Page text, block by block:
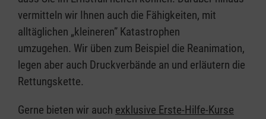
vermitteln wir Ihnen auch die Fähigkeiten, mit
alltäglichen „kleineren” Katastrophen
umzugehen. Wir üben zum Beispiel die Reanimation,
legen aber auch Druckverbände an und erläutern die
Rettungskette.
Gerne bieten wir auch exklusive Erste-Hilfe-Kurse